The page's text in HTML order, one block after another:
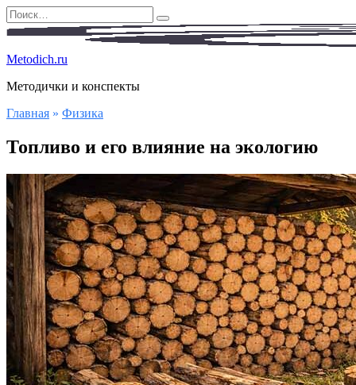
Перейти
к
Search
for:
Metodich.ru
Методички и конспекты
Главная » Физика
Топливо и его влияние на экологию